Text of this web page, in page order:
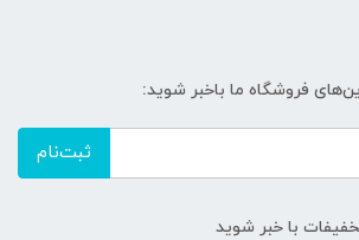
فروشگاه ما باخبر شوید:
ثبت‌نام
با خبر شوید